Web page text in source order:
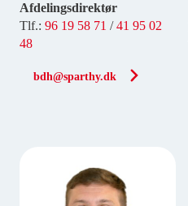
Afdelingsdirektør
Tlf.: 96 19 58 71 /41 95 02
48
bdh@sparthy.dk